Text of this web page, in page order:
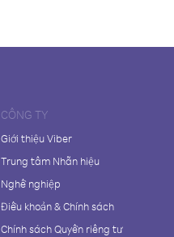
CÔNG TY
Giới thiệu Viber
Trung tâm Nhãn hiệu
Nghề nghiệp
Điều khoản & Chính sách
Chính sách Quyền riêng tư